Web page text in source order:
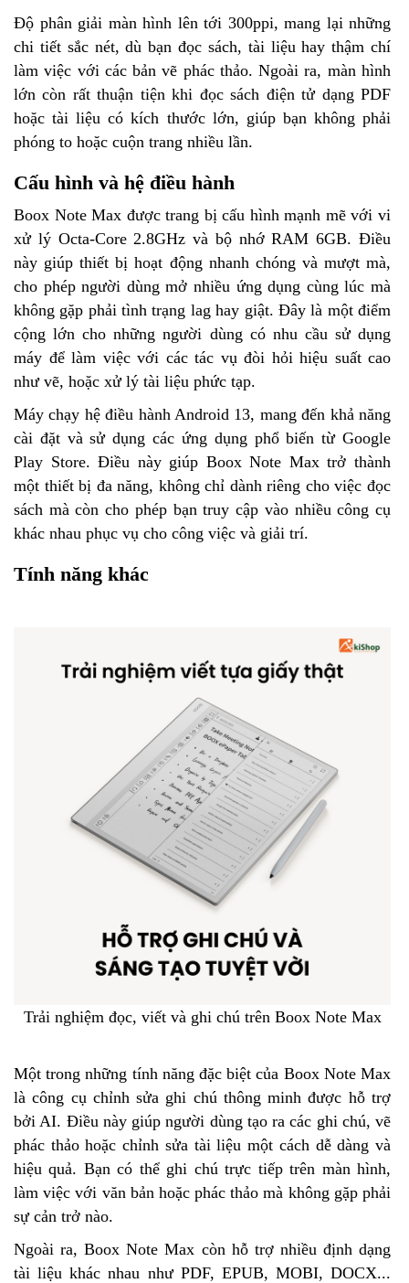
Độ phân giải màn hình lên tới 300ppi, mang lại những
chi tiết sắc nét, dù bạn đọc sách, tài liệu hay thậm chí
làm việc với các bản vẽ phác thảo. Ngoài ra, màn hình
lớn còn rất thuận tiện khi đọc sách điện tử dạng PDF
hoặc tài liệu có kích thước lớn, giúp bạn không phải
phóng to hoặc cuộn trang nhiều lần.
Cấu hình và hệ điều hành
Boox Note Max được trang bị cấu hình mạnh mẽ với vi
xử lý Octa-Core 2.8GHz và bộ nhớ RAM 6GB. Điều
này giúp thiết bị hoạt động nhanh chóng và mượt mà,
cho phép người dùng mở nhiều ứng dụng cùng lúc mà
không gặp phải tình trạng lag hay giật. Đây là một điểm
cộng lớn cho những người dùng có nhu cầu sử dụng
máy để làm việc với các tác vụ đòi hỏi hiệu suất cao
như vẽ, hoặc xử lý tài liệu phức tạp.
Máy chạy hệ điều hành Android 13, mang đến khả năng
cài đặt và sử dụng các ứng dụng phổ biến từ Google
Play Store. Điều này giúp Boox Note Max trở thành
một thiết bị đa năng, không chỉ dành riêng cho việc đọc
sách mà còn cho phép bạn truy cập vào nhiều công cụ
khác nhau phục vụ cho công việc và giải trí.
Tính năng khác
Trải nghiệm đọc, viết và ghi chú trên Boox Note Max
Một trong những tính năng đặc biệt của Boox Note Max
là công cụ chỉnh sửa ghi chú thông minh được hỗ trợ
bởi AI. Điều này giúp người dùng tạo ra các ghi chú, vẽ
phác thảo hoặc chỉnh sửa tài liệu một cách dễ dàng và
hiệu quả. Bạn có thể ghi chú trực tiếp trên màn hình,
làm việc với văn bản hoặc phác thảo mà không gặp phải
sự cản trở nào.
Ngoài ra, Boox Note Max còn hỗ trợ nhiều định dạng
tài liệu khác nhau như PDF, EPUB, MOBI, DOCX...